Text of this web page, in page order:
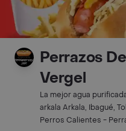
Perrazos
Vergel
La mejor agua
arkala Arkala, Ibagué,
Perros Calientes -